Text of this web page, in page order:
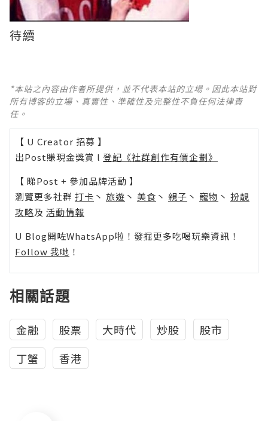
待續
*本站之內容由作者所提供，並不代表本站的立場。因此本站對
所有博客的立場、真實性、準確性及完整性不負任何法律責
任。
【 U Creator 招募 】
出Post賺現金獎賞 l 登記《社群創作有價企劃》
【 睇Post + 參加品牌活動 】
瀏覽更多社群 打卡 丶 旅遊 丶 美食 丶 親子 丶 寵物 丶 扮靚
攻略及 活動情報
U Blog開咗WhatsApp啦！發掘更多吃喝玩樂資訊！
Follow 我哋 ！
相關話題
金融 股票 大時代 炒股
股市
丁蟹
香港